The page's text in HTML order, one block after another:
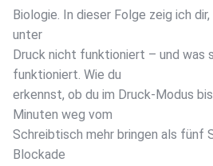
Biologie. In dieser Folge zeig ich
unter
Druck nicht funktioniert – und was
funktioniert. Wie du
erkennst, ob du im Druck-Modus
Minuten weg vom
Schreibtisch mehr bringen als fünf
Blockade